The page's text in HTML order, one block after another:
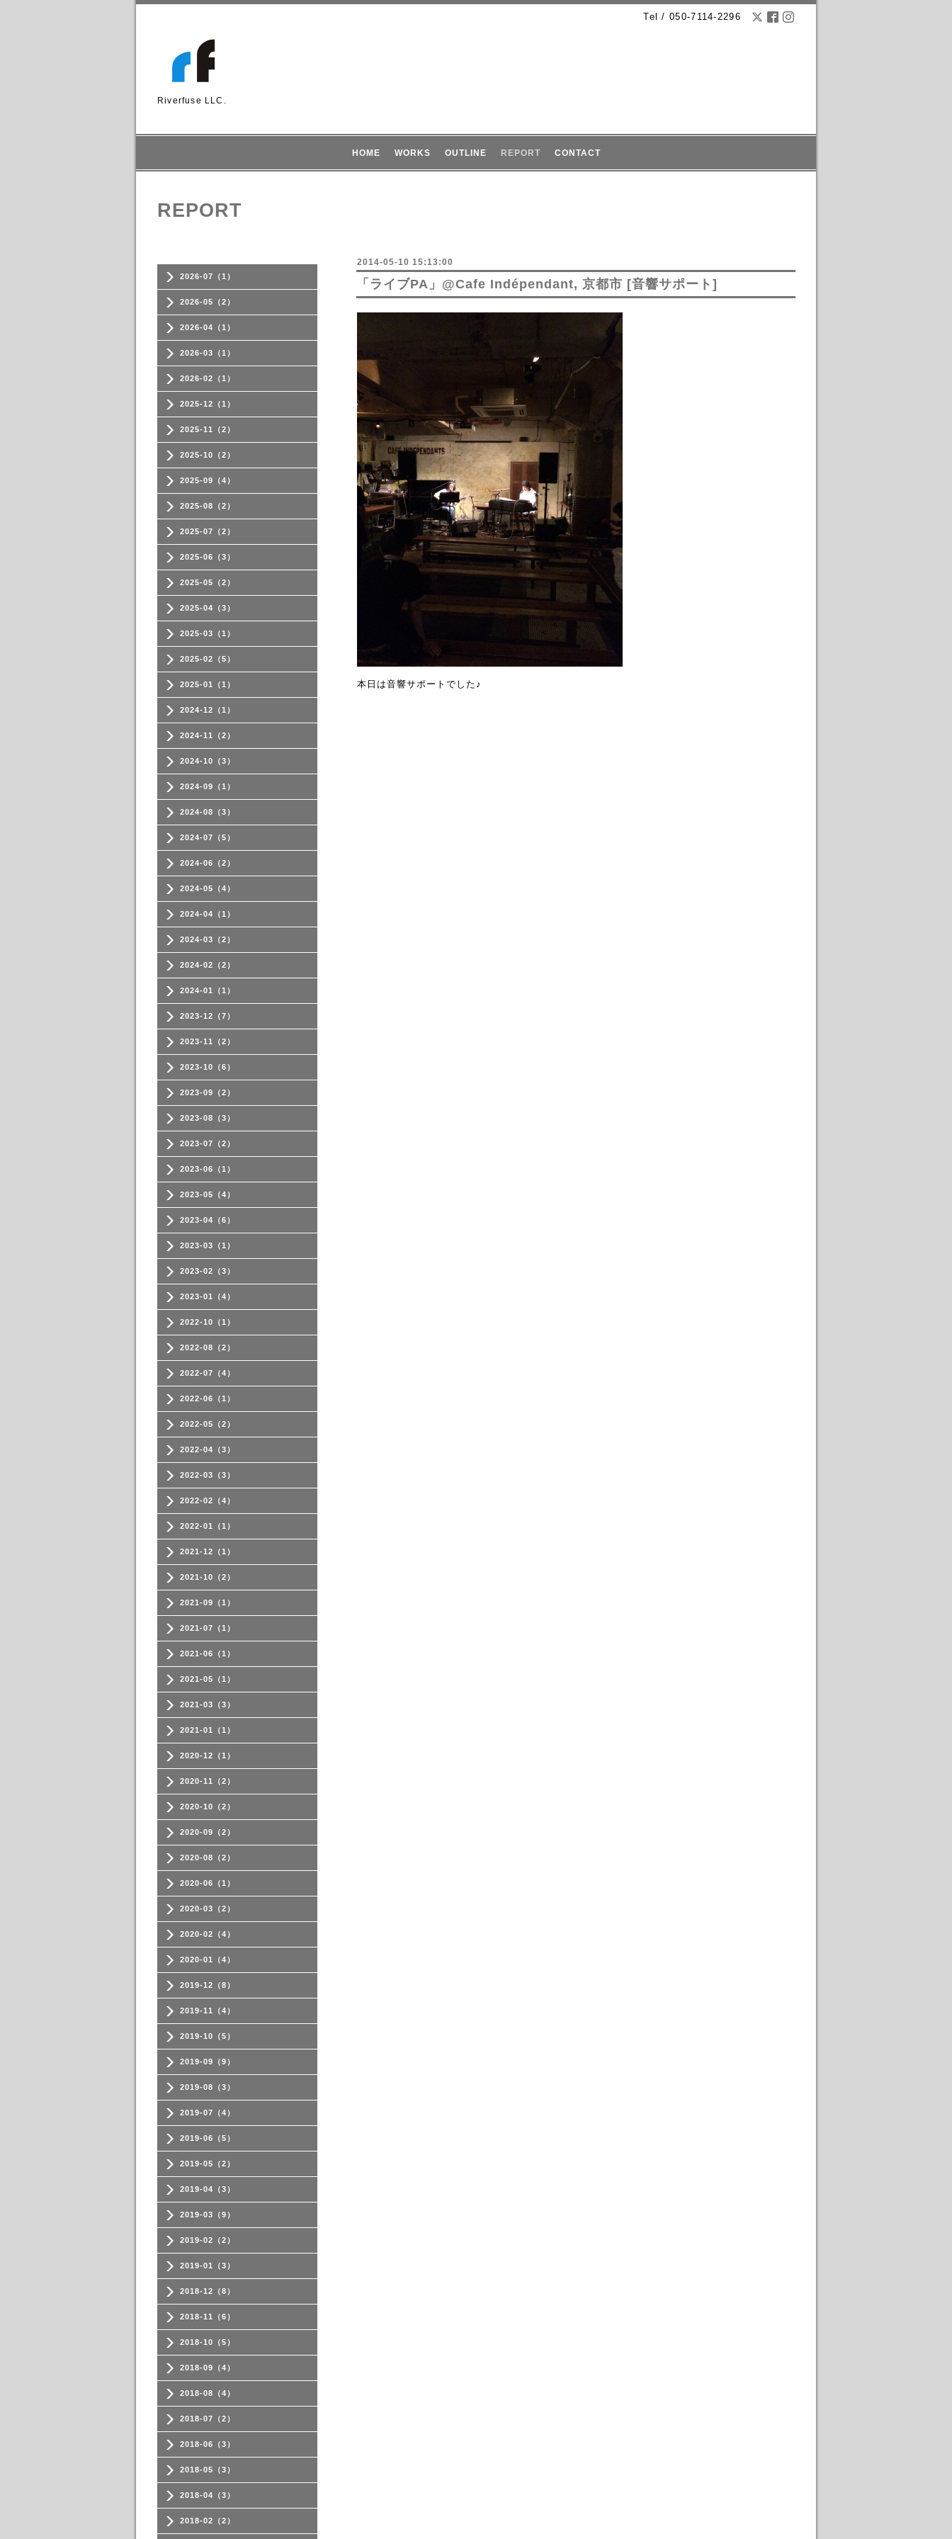
Tel / 050-7114-2296
Riverfuse LLC.
HOME WORKS OUTLINE REPORT CONTACT
2026-07（1）
2026-05（2）
2026-04（1）
2026-03（1）
2026-02（1）
2025-12（1）
2025-11（2）
2025-10（2）
2025-09（4）
2025-08（2）
2025-07（2）
2025-06（3）
2025-05（2）
2025-04（3）
2025-03（1）
2025-02（5）
2025-01（1）
2024-12（1）
2024-11（2）
2024-10（3）
2024-09（1）
2024-08（3）
2024-07（5）
2024-06（2）
2024-05（4）
2024-04（1）
2024-03（2）
2024-02（2）
2024-01（1）
2023-12（7）
2023-11（2）
2023-10（6）
2023-09（2）
2023-08（3）
2023-07（2）
2023-06（1）
2023-05（4）
2023-04（6）
2023-03（1）
2023-02（3）
2023-01（4）
2022-10（1）
2022-08（2）
2022-07（4）
2022-06（1）
2022-05（2）
2022-04（3）
2022-03（3）
2022-02（4）
2022-01（1）
2021-12（1）
2021-10（2）
2021-09（1）
2021-07（1）
2021-06（1）
2021-05（1）
2021-03（3）
2021-01（1）
2020-12（1）
2020-11（2）
2020-10（2）
2020-09（2）
2020-08（2）
2020-06（1）
2020-03（2）
2020-02（4）
2020-01（4）
2019-12（8）
2019-11（4）
2019-10（5）
2019-09（9）
2019-08（3）
2019-07（4）
2019-06（5）
2019-05（2）
2019-04（3）
2019-03（9）
2019-02（2）
2019-01（3）
2018-12（8）
2018-11（6）
2018-10（5）
2018-09（4）
2018-08（4）
2018-07（2）
2018-06（3）
2018-05（3）
2018-04（3）
2018-02（2）
REPORT
2014-05-10 15:13:00
「ライブPA」@Cafe Indépendant, 京都市 [音響サポート]
本日は音響サポートでした♪